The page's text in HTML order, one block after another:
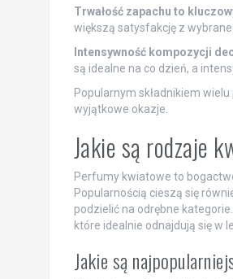
Trwałość zapachu to
większą satysfakcję z
Intensywność kompozycji
są idealne na co dzień, a
Popularnym składnikiem
wyjątkowe okazje.
Jakie są rodzaje
Perfumy kwiatowe to
Popularnością cieszą się
podzielić na odrębne
które idealnie odnajdują się w
Jakie są